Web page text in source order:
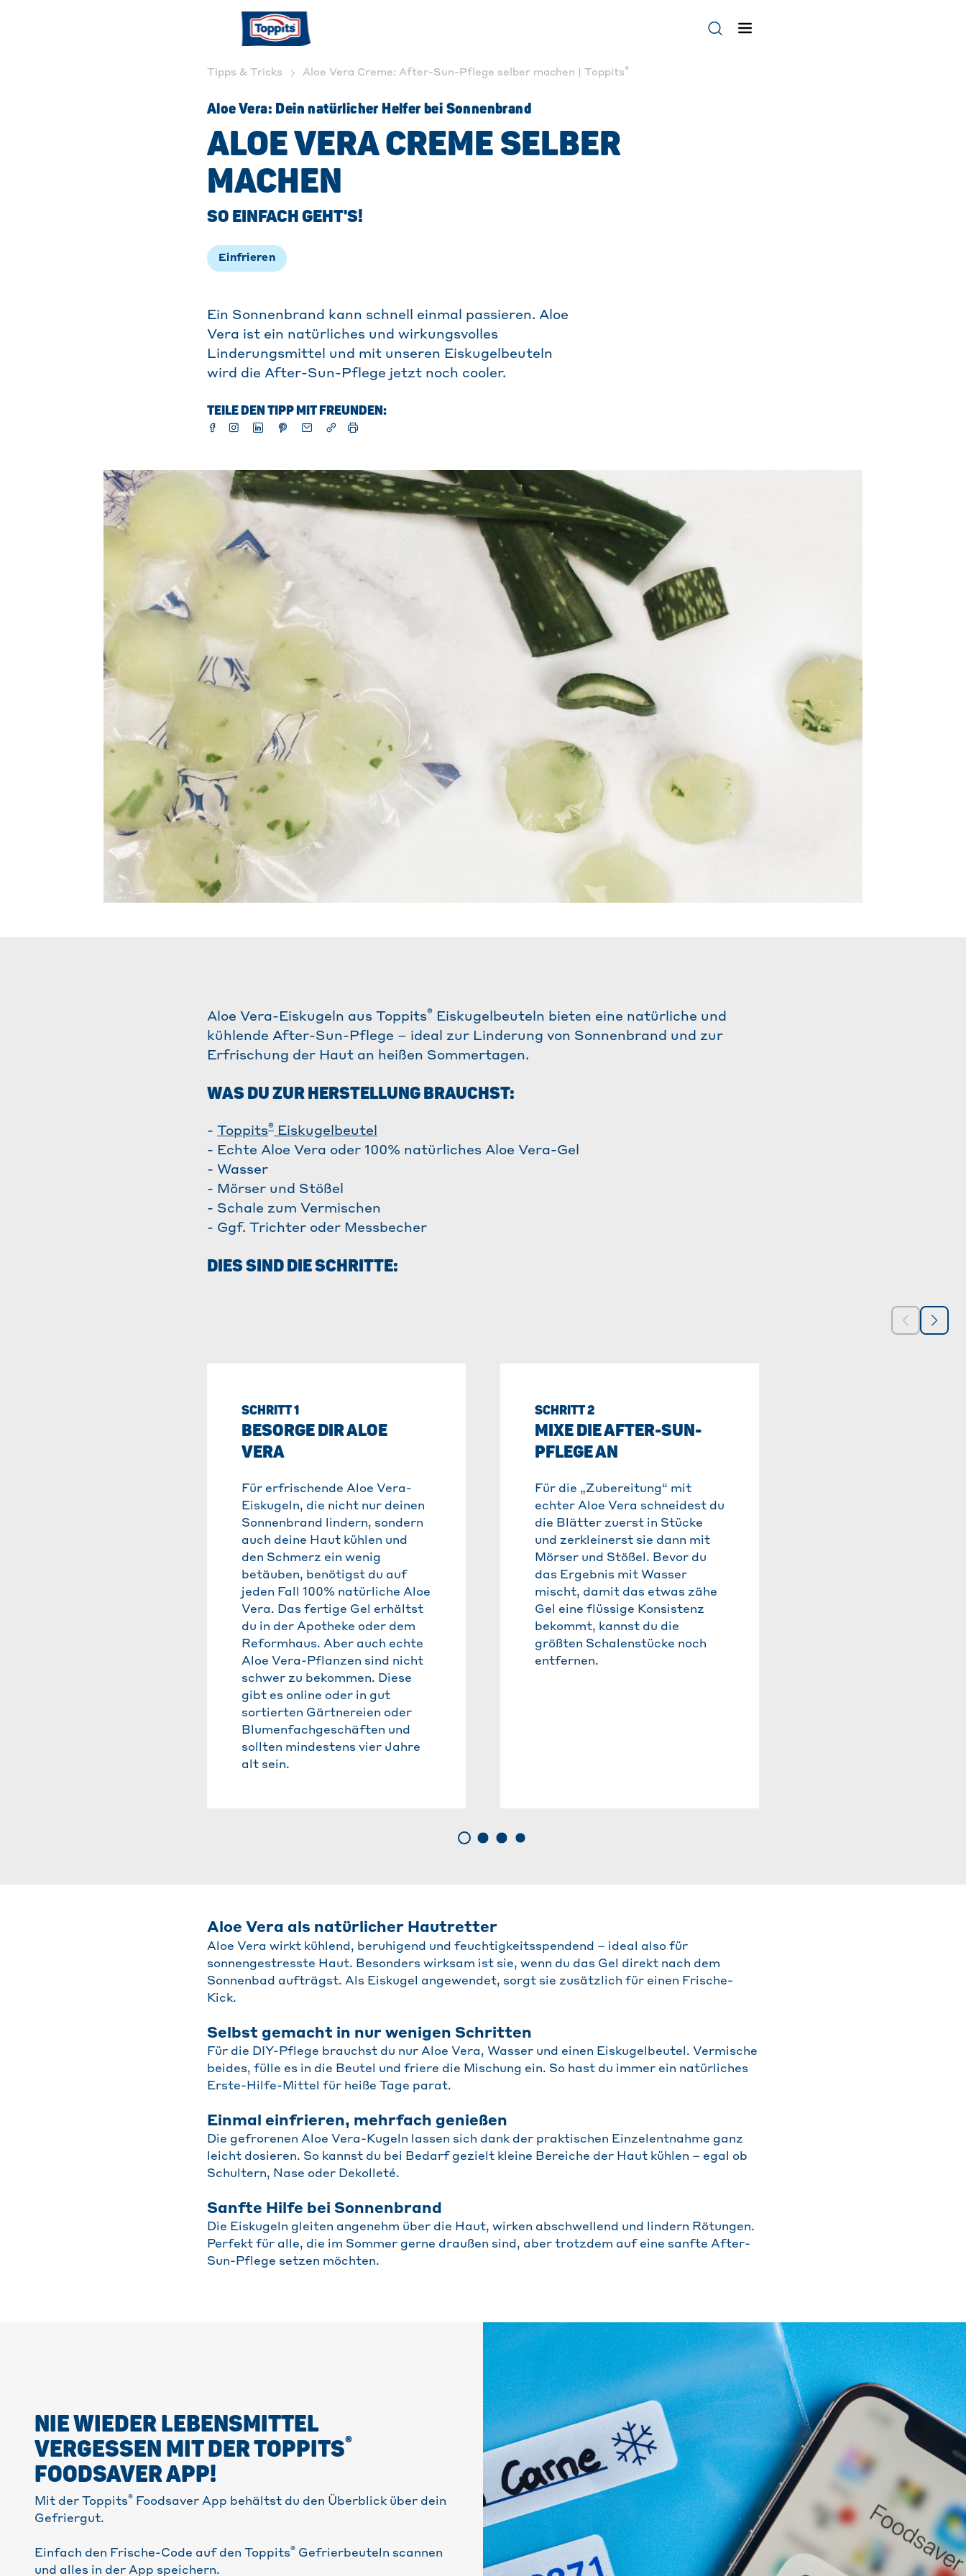
Tipps & Tricks Aloe Vera Creme: After-Sun-Pflege selber machen | Toppits®
Aloe Vera: Dein natürlicher Helfer bei Sonnenbrand
ALOE VERA CREME SELBER
MACHEN
SO EINFACH GEHT'S!
Einfrieren
Ein Sonnenbrand kann schnell einmal passieren. Aloe
Vera ist ein natürliches und wirkungsvolles
Linderungsmittel und mit unseren Eiskugelbeuteln
wird die After-Sun-Pflege jetzt noch cooler.
TEILE DEN TIPP MIT FREUNDEN:
​Aloe Vera-Eiskugeln aus Toppits®
Eiskugelbeuteln bieten eine natürliche und
kühlende After-Sun-Pflege – ideal zur Linderung von Sonnenbrand und zur
Erfrischung der Haut an heißen Sommertagen.
WAS DU ZUR HERSTELLUNG BRAUCHST:
- Toppits®
Eiskugelbeutel
- Echte Aloe Vera oder 100% natürliches Aloe Vera-Gel
- Wasser
- Mörser und Stößel
- Schale zum Vermischen
- Ggf. Trichter oder Messbecher
DIES SIND DIE SCHRITTE:
SCHRITT 1
BESORGE DIR ALOE
VERA
Für erfrischende Aloe Vera-
Eiskugeln, die nicht nur deinen
Sonnenbrand lindern, sondern
auch deine Haut kühlen und
den Schmerz ein wenig
betäuben, benötigst du auf
jeden Fall 100% natürliche Aloe
Vera. Das fertige Gel erhältst
du in der Apotheke oder dem
Reformhaus. Aber auch echte
Aloe Vera-Pflanzen sind nicht
schwer zu bekommen. Diese
gibt es online oder in gut
sortierten Gärtnereien oder
Blumenfachgeschäften und
sollten mindestens vier Jahre
alt sein.
SCHRITT 2
MIXE DIE AFTER-SUN-
PFLEGE AN
Für die „Zubereitung“ mit
echter Aloe Vera schneidest du
die Blätter zuerst in Stücke
und zerkleinerst sie dann mit
Mörser und Stößel. Bevor du
das Ergebnis mit Wasser
mischt, damit das etwas zähe
Gel eine flüssige Konsistenz
bekommt, kannst du die
größten Schalenstücke noch
entfernen.
Aloe Vera als natürlicher Hautretter
Aloe Vera wirkt kühlend, beruhigend und feuchtigkeitsspendend – ideal also für
sonnengestresste Haut. Besonders wirksam ist sie, wenn du das Gel direkt nach dem
Sonnenbad aufträgst. Als Eiskugel angewendet, sorgt sie zusätzlich für einen Frische-
Kick.
Selbst gemacht in nur wenigen Schritten
Für die DIY-Pflege brauchst du nur Aloe Vera, Wasser und einen Eiskugelbeutel. Vermische
beides, fülle es in die Beutel und friere die Mischung ein. So hast du immer ein natürliches
Erste-Hilfe-Mittel für heiße Tage parat.
Einmal einfrieren, mehrfach genießen
Die gefrorenen Aloe Vera-Kugeln lassen sich dank der praktischen Einzelentnahme ganz
leicht dosieren. So kannst du bei Bedarf gezielt kleine Bereiche der Haut kühlen – egal ob
Schultern, Nase oder Dekolleté.
Sanfte Hilfe bei Sonnenbrand
Die Eiskugeln gleiten angenehm über die Haut, wirken abschwellend und lindern Rötungen.
Perfekt für alle, die im Sommer gerne draußen sind, aber trotzdem auf eine sanfte After-
Sun-Pflege setzen möchten.
NIE WIEDER LEBENSMITTEL
VERGESSEN MIT DER TOPPITS®
FOODSAVER APP!
Mit der Toppits® Foodsaver App behältst du den Überblick über dein
Gefriergut.
Einfach den Frische-Code auf den Toppits® Gefrierbeuteln scannen
und alles in der App speichern.